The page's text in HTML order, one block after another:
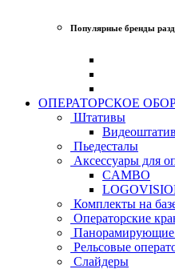
Популярные бренды
ОПЕРАТОРСКОЕ
Штативы
Пьедесталы
Аксессуары для
CAMBO
Комплекты на
Операторские
Панорамирующие
Рельсовые
Слайдеры